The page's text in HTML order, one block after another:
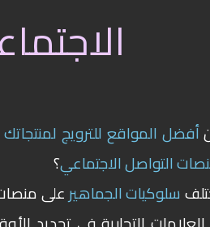
أفضل المواقع للترويج لمنتجاتك
التواصل الاجتماعي؟
سلوكيات الجماهيرعلى